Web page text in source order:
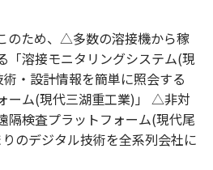
のため、△多数の溶接機から稼
「溶接モニタリングシステム(現
・設計情報を簡単に照会する
ーム(現代三湖重工業)」 △非対
隔検査プラットフォーム(現代尾
のデジタル技術を全系列会社に